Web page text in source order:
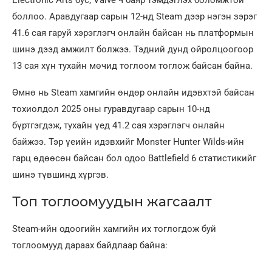
боллоо. Аравдугаар сарын 12-нд Steam дээр нэгэн зэрэг
41.6 сая гаруй хэрэглэгч онлайн байсан нь платформын
шинэ дээд амжилт болжээ. Тэдний дунд ойролцоогоор
13 сая хүн тухайн мөчид тоглоом тоглож байсан байна.
Өмнө нь Steam хамгийн өндөр онлайн идэвхтэй байсан
тохиолдол 2025 оны гуравдугаар сарын 10-нд
бүртгэгдэж, тухайн үед 41.2 сая хэрэглэгч онлайн
байжээ. Тэр үеийн идэвхийг Monster Hunter Wilds-ийн
гарц өдөөсөн байсан бол одоо Battlefield 6 статистикийг
шинэ түвшинд хүргэв.
Топ тоглоомуудын жагсаалт
Steam-ийн одоогийн хамгийн их тоглогдож буй
тоглоомууд дараах байдлаар байна: